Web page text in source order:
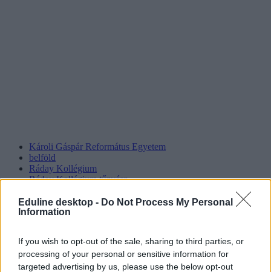
Eduline desktop - Do Not Process My Personal
Information
If you wish to opt-out of the sale, sharing to third parties, or
processing of your personal or sensitive information for
targeted advertising by us, please use the below opt-out
Károli Gáspár Református Egyetem
belföld
Ráday Kollégium
Ráday Kollégium tűzvész